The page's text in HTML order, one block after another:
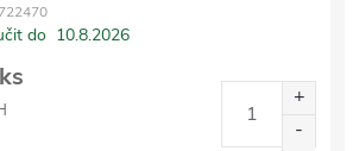
do 10.8.2026